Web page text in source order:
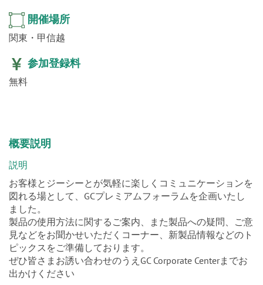
開催場所
関東・甲信越
参加登録料
無料
概要説明
説明
お客様とジーシーとが気軽に楽しくコミュニケーションを
図れる場として、GCプレミアムフォーラムを企画いたし
ました。
製品の使用方法に関するご案内、また製品への疑問、ご意
見などをお聞かせいただくコーナー、新製品情報などのト
ピックスをご準備しております。
ぜひ皆さまお誘い合わせのうえGC Corporate Centerまでお
出かけください